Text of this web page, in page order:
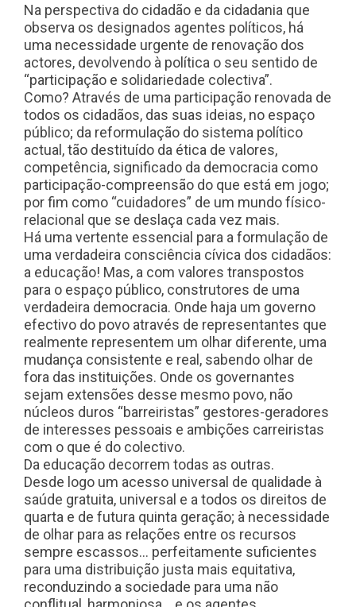
Na perspectiva do cidadão e da cidadania que
observa os designados agentes políticos, há
uma necessidade urgente de renovação dos
actores, devolvendo à política o seu sentido de
“participação e solidariedade colectiva”.
Como? Através de uma participação renovada de
todos os cidadãos, das suas ideias, no espaço
público; da reformulação do sistema político
actual, tão destituído da ética de valores,
competência, significado da democracia como
participação-compreensão do que está em jogo;
por fim como “cuidadores” de um mundo físico-
relacional que se deslaça cada vez mais.
Há uma vertente essencial para a formulação de
uma verdadeira consciência cívica dos cidadãos:
a educação! Mas, a com valores transpostos
para o espaço público, construtores de uma
verdadeira democracia. Onde haja um governo
efectivo do povo através de representantes que
realmente representem um olhar diferente, uma
mudança consistente e real, sabendo olhar de
fora das instituições. Onde os governantes
sejam extensões desse mesmo povo, não
núcleos duros “barreiristas” gestores-geradores
de interesses pessoais e ambições carreiristas
com o que é do colectivo.
Da educação decorrem todas as outras.
Desde logo um acesso universal de qualidade à
saúde gratuita, universal e a todos os direitos de
quarta e de futura quinta geração; à necessidade
de olhar para as relações entre os recursos
sempre escassos… perfeitamente suficientes
para uma distribuição justa mais equitativa,
reconduzindo a sociedade para uma não